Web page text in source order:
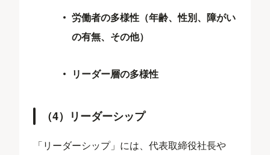
労働者の多様性（年齢、性別、障がい
の有無、その他）
リーダー層の多様性
（4）リーダーシップ
「リーダーシップ」には、代表取締役社長や